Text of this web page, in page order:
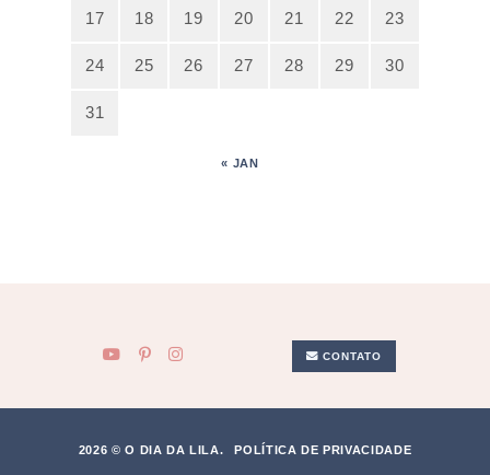
17 18 19 20 21 22 23
24 25 26 27 28 29 30
31
« JAN
CONTATO
2026 © O DIA DA LILA. POLÍTICA DE PRIVACIDADE